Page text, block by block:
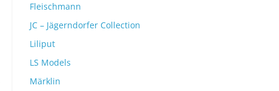
Fleischmann
JC – Jägerndorfer Collection
Liliput
LS Models
Märklin